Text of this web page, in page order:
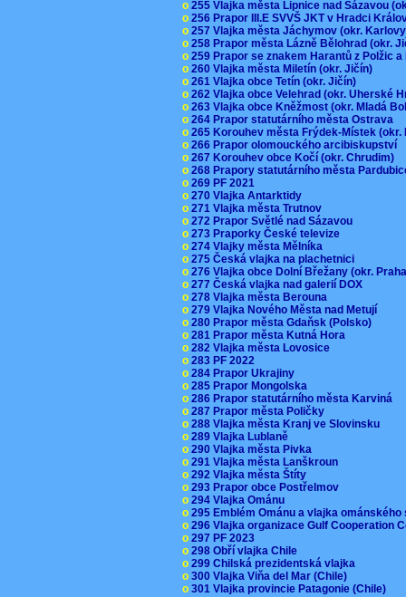
o 255 Vlajka města Lipnice nad Sázavou
o 256 Prapor III.E SVVŠ JKT v Hradci
o 257 Vlajka města Jáchymov (okr.
o 258 Prapor města Lázně Bělohrad (okr.
o 259 Prapor se znakem Harantů z Polžic
o 260 Vlajka města Miletín (okr. Jičín)
o 261 Vlajka obce Tetín (okr. Jičín)
o 262 Vlajka obce Velehrad (okr. Uherské
o 263 Vlajka obce Kněžmost (okr. Mladá
o 264 Prapor statutárního města Ostrava
o 265 Korouhev města Frýdek-Místek
o 266 Prapor olomouckého arcibiskupství
o 267 Korouhev obce Kočí (okr. Chrudim)
o 268 Prapory statutárního města
o 269 PF 2021
o 270 Vlajka Antarktidy
o 271 Vlajka města Trutnov
o 272 Prapor Světlé nad Sázavou
o 273 Praporky České televize
o 274 Vlajky města Mělníka
o 275 Česká vlajka na plachetnici
o 276 Vlajka obce Dolní Břežany (okr.
o 277 Česká vlajka nad galerií DOX
o 278 Vlajka města Berouna
o 279 Vlajka Nového Města nad Metují
o 280 Prapor města Gdaňsk (Polsko)
o 281 Prapor města Kutná Hora
o 282 Vlajka města Lovosice
o 283 PF 2022
o 284 Prapor Ukrajiny
o 285 Prapor Mongolska
o 286 Prapor statutárního města Karviná
o 287 Prapor města Poličky
o 288 Vlajka města Kranj ve Slovinsku
o 289 Vlajka Lublaně
o 290 Vlajka města Pivka
o 291 Vlajka města Lanškroun
o 292 Vlajka města Štíty
o 293 Prapor obce Postřelmov
o 294 Vlajka Ománu
o 295 Emblém Ománu a vlajka
o 296 Vlajka organizace Gulf Cooperation
o 297 PF 2023
o 298 Obří vlajka Chile
o 299 Chilská prezidentská vlajka
o 300 Vlajka Viňa del Mar (Chile)
o 301 Vlajka provincie Patagonie (Chile)